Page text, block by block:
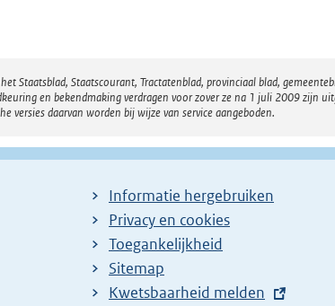
Staatsblad, Staatscourant, Tractatenblad, provinciaal blad,
en bekendmaking verdragen voor zover ze na 1 juli 2009 zijn
versies daarvan worden bij wijze van service aangeboden.
Informatie hergebruiken
Privacy en cookies
Toegankelijkheid
Sitemap
E
Kwetsbaarheid melden